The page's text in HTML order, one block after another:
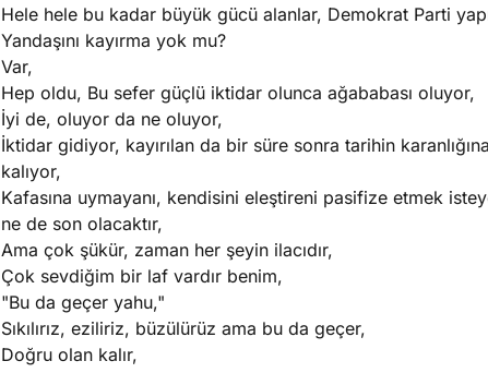
Hele hele bu kadar büyük gücü alanlar, Demokrat Parti
Yandaşını kayırma yok mu?
Var,
Hep oldu, Bu sefer güçlü iktidar olunca ağababası oluyor,
İyi de, oluyor da ne oluyor,
İktidar gidiyor, kayırılan da bir süre sonra tarihin
kalıyor,
Kafasına uymayanı, kendisini eleştireni pasifize etmek
ne de son olacaktır,
Ama çok şükür, zaman her şeyin ilacıdır,
Çok sevdiğim bir laf vardır benim,
"Bu da geçer yahu,"
Sıkılırız, eziliriz, büzülürüz ama bu da geçer,
Doğru olan kalır,